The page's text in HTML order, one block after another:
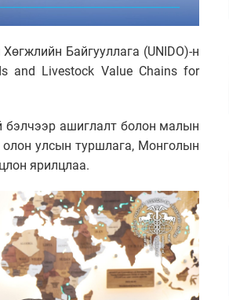
Байгууллага (UNIDO)-н
and Livestock Value Chains for
бэлчээр ашиглалт болон малын
олон улсын туршлага, Монголын
ярилцлаа.